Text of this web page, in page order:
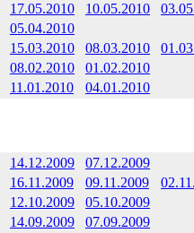
17.05.2010 10.05.2010
05.04.2010
15.03.2010 08.03.2010
08.02.2010
01.02.2010
11.01.2010 04.01.2010
14.12.2009
07.12.2009
16.11.2009 09.11.2009
12.10.2009
05.10.2009
14.09.2009
07.09.2009